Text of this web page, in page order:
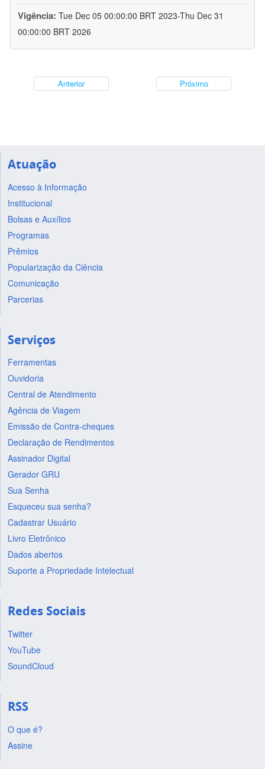
Vigência: Tue Dec 05 00:00:00 BRT 2023-Thu Dec 31
00:00:00 BRT 2026
Anterior Próximo
Atuação
Acesso à Informação
Institucional
Bolsas e Auxílios
Programas
Prêmios
Popularização da Ciência
Comunicação
Parcerias
Serviços
Ferramentas
Ouvidoria
Central de Atendimento
Agência de Viagem
Emissão de Contra-cheques
Declaração de Rendimentos
Assinador Digital
Gerador GRU
Sua Senha
Esqueceu sua senha?
Cadastrar Usuário
Livro Eletrônico
Dados abertos
Suporte a Propriedade Intelectual
Redes Sociais
Twitter
YouTube
SoundCloud
RSS
O que é?
Assine